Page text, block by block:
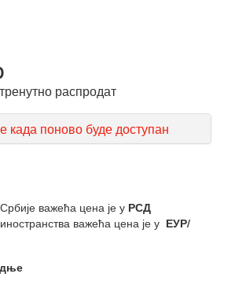
распродат
када поново буде доступан
важећа цена је у РСД
важећа цена је у ЕУР/